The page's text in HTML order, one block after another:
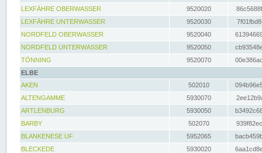
LEXFÄHRE OBERWASSER
9520020
LEXFÄHRE UNTERWASSER
9520030
NORDFELD OBERWASSER
9520040
NORDFELD UNTERWASSER
9520050
TÖNNING
9520070
ELBE
AKEN
502010
ALTENGAMME
5930070
ARTLENBURG
5930050
BARBY
502070
BLANKENESE UF
5952065
BLECKEDE
5930020